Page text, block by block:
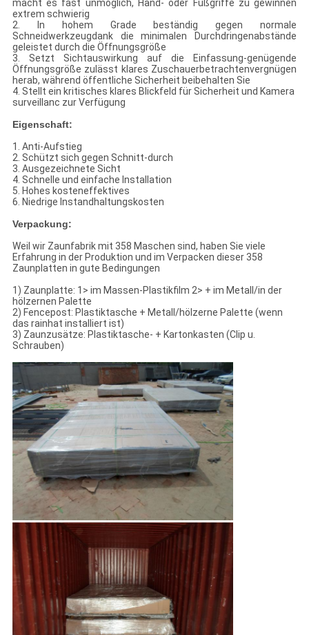
macht es fast unmöglich, Hand- oder Fußgriffe zu gewinnen
extrem schwierig
2. In hohem Grade beständig gegen normale
Schneidwerkzeugdank die minimalen Durchdringenabstände
geleistet durch die Öffnungsgröße
3. Setzt Sichtauswirkung auf die Einfassung-genügende
Öffnungsgröße zulässt klares Zuschauerbetrachtenvergnügen
herab, während öffentliche Sicherheit beibehalten Sie
4. Stellt ein kritisches klares Blickfeld für Sicherheit und Kamera
surveillanc zur Verfügung
Eigenschaft:
1. Anti-Aufstieg
2. Schützt sich gegen Schnitt-durch
3. Ausgezeichnete Sicht
4. Schnelle und einfache Installation
5. Hohes kosteneffektives
6. Niedrige Instandhaltungskosten
Verpackung:
Weil wir Zaunfabrik mit 358 Maschen sind, haben Sie viele
Erfahrung in der Produktion und im Verpacken dieser 358
Zaunplatten in gute Bedingungen
1) Zaunplatte: 1> im Massen-Plastikfilm 2> + im Metall/in der
hölzernen Palette
2) Fencepost: Plastiktasche + Metall/hölzerne Palette (wenn
das rainhat installiert ist)
3) Zaunzusätze: Plastiktasche- + Kartonkasten (Clip u.
Schrauben)